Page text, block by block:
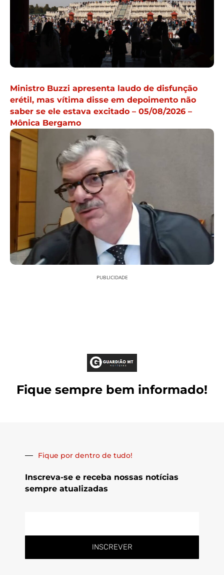
Ministro Buzzi apresenta laudo de disfunção
erétil, mas vítima disse em depoimento não
saber se ele estava excitado – 05/08/2026 –
Mônica Bergamo
PUBLICIDADE
Fique sempre bem informado!
Fique por dentro de tudo!
Inscreva-se e receba nossas notícias
sempre atualizadas
INSCREVER